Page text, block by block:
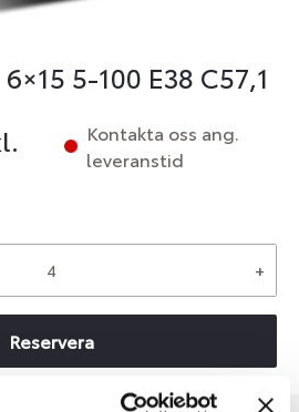
5-100 E38 C57,1
Kontakta oss ang.
leveranstid
+
Reservera